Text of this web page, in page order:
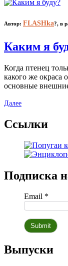
Автор: FLASHka?, в
Каким я
Когда птенец
какого же окраса
основные
Далее
Ссылки
Подписка
Email *
Выпуски